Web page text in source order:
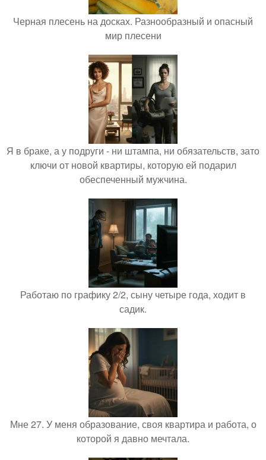
Черная плесень на досках. Разнообразный и опасный
мир плесени
Я в браке, а у подруги - ни штампа, ни обязательств, зато
ключи от новой квартиры, которую ей подарил
обеспеченный мужчина.
Работаю по графику 2/2, сыну четыре года, ходит в
садик.
Мне 27. У меня образование, своя квартира и работа, о
которой я давно мечтала.